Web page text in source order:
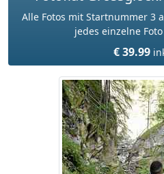
Alle Fotos mit Startnummer 3
jedes einzelne
€ 39.99